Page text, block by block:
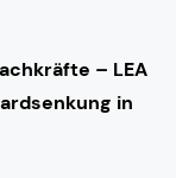
– LEA
in